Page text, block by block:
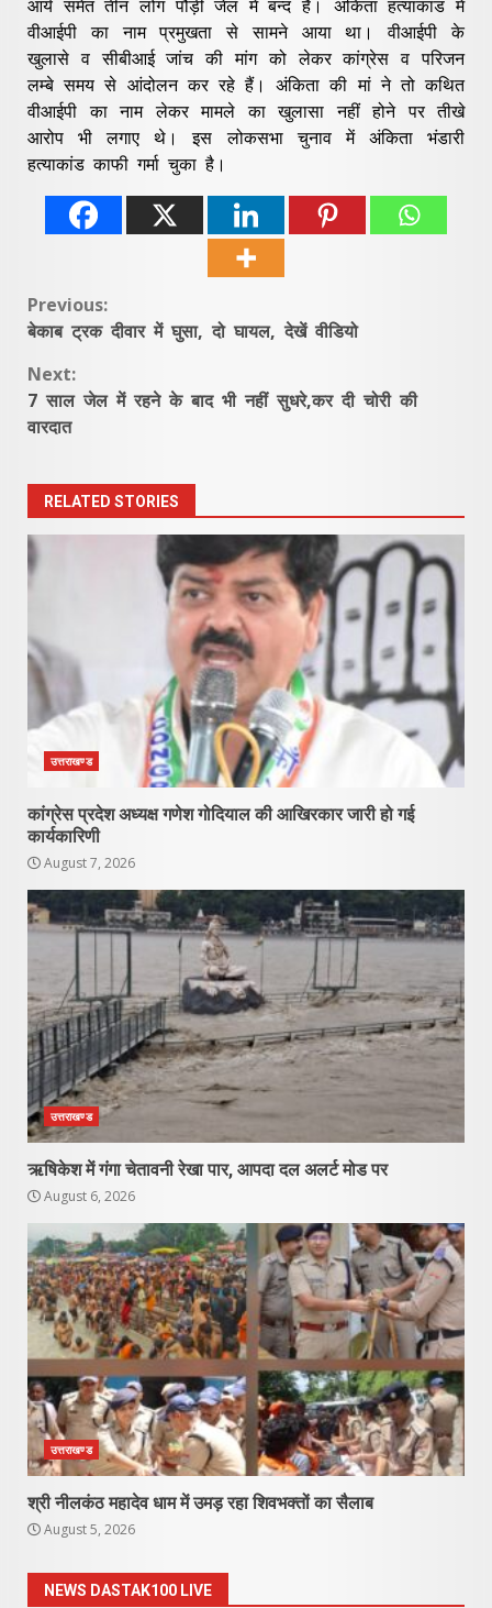
आर्य समेत तीन लोग पौड़ी जेल में बन्द हैं। अंकिता हत्याकांड में
वीआईपी का नाम प्रमुखता से सामने आया था। वीआईपी के
खुलासे व सीबीआई जांच की मांग को लेकर कांग्रेस व परिजन
लम्बे समय से आंदोलन कर रहे हैं। अंकिता की मां ने तो कथित
वीआईपी का नाम लेकर मामले का खुलासा नहीं होने पर तीखे
आरोप भी लगाए थे। इस लोकसभा चुनाव में अंकिता भंडारी
हत्याकांड काफी गर्मा चुका है।
Continue
Reading
Previous:
बेकाब ट्रक दीवार में घुसा, दो घायल, देखें वीडियो
Next:
7 साल जेल में रहने के बाद भी नहीं सुधरे,कर दी चोरी की
वारदात
RELATED STORIES
उत्तराखण्ड
कांग्रेस प्रदेश अध्यक्ष गणेश गोदियाल की आखिरकार जारी हो गई
कार्यकारिणी
August 7, 2026
उत्तराखण्ड
ऋषिकेश में गंगा चेतावनी रेखा पार, आपदा दल अलर्ट मोड पर
August 6, 2026
उत्तराखण्ड
श्री नीलकंठ महादेव धाम में उमड़ रहा शिवभक्तों का सैलाब
August 5, 2026
NEWS DASTAK100 LIVE